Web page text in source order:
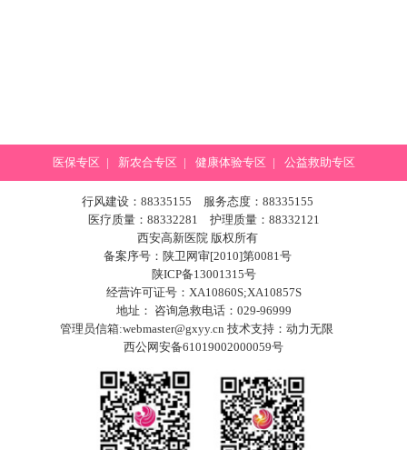
医保专区 | 新农合专区 | 健康体验专区 | 公益救助专区
行风建设：88335155 服务态度：88335155
医疗质量：88332281 护理质量：88332121
西安高新医院 版权所有
备案序号：陕卫网审[2010]第0081号
陕ICP备13001315号
经营许可证号：XA10860S;XA10857S
地址： 咨询急救电话：029-96999
管理员信箱:webmaster@gxyy.cn 技术支持： 动力无限
西公网安备61019002000059号